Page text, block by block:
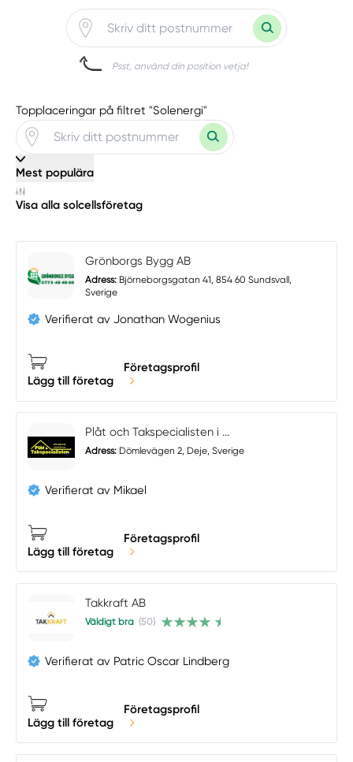
Psst, använd din position vetja!
Topplaceringar på filtret "Solenergi"
Mest populära
Visa alla solcellsföretag
Grönborgs Bygg AB
Adress:Björneborgsgatan 41, 854 60 Sundsvall,
Sverige
Verifierat av Jonathan Wogenius
Lägg till företag
Företagsprofil
Plåt och Takspecialisten i ...
Adress: Dömlevägen 2, Deje, Sverige
Verifierat av Mikael
Lägg till företag
Företagsprofil
Takkraft AB
Väldigt bra (50)
Verifierat av Patric Oscar Lindberg
Lägg till företag
Företagsprofil